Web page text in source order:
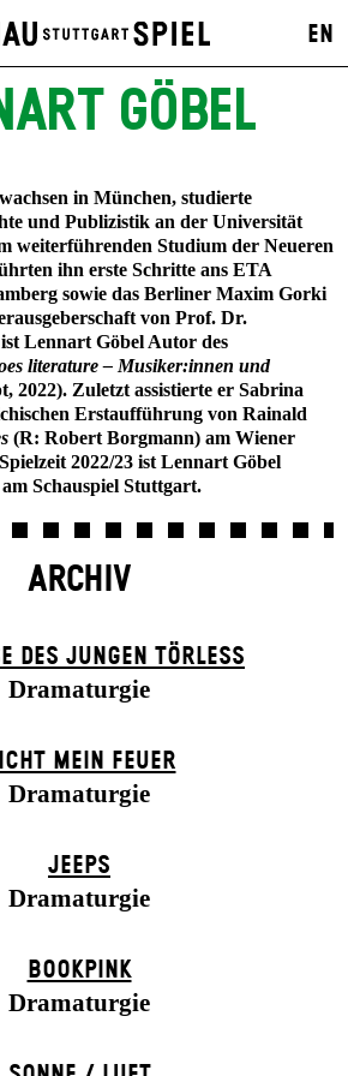
EN
GÖBEL
in München, studierte
und Publizistik an der Universität
weiterführenden Studium der Neueren
ihn erste Schritte ans ETA
sowie das Berliner Maxim Gorki
von Prof. Dr.
Lennart Göbel Autor des
literature – Musiker:innen und
2022). Zuletzt assistierte er Sabrina
Erstaufführung von Rainald
(R: Robert Borgmann) am Wiener
2022/23 ist Lennart Göbel
Schauspiel Stuttgart.
ARCHIV
DES JUNGEN TÖRLESS
Dramaturgie
MEIN FEUER
Dramaturgie
JEEPS
Dramaturgie
BOOK­PINK
Dramaturgie